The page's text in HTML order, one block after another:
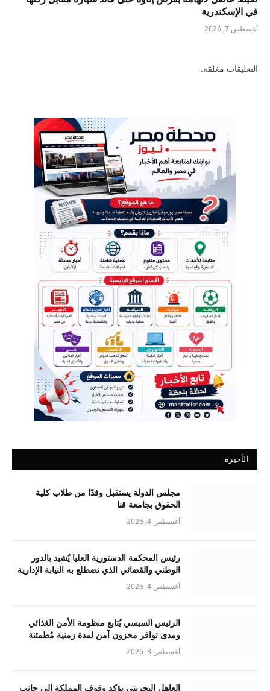
في الإسكندرية
أغسطس 7, 2026
التعليقات مغلقة.
الأخيرة
مجلس الدولة يستقبل وفدًا من طلاب كلية
الحقوق بجامعة قنا
أغسطس 4, 2026
رئيس المحكمة الدستورية العليا يُشيد بالدور
الوطني والقضائي الذي تضطلع به النيابة الإدارية
أغسطس 4, 2026
الرئيس السيسي يُتابع منظومة الأمن الغذائي
ومدى توافر مخزون آمن لمدة زمنية مُطمئنة
أغسطس 3, 2026
العاهل البحريني يؤكد وقوف المملكة إلى جانب